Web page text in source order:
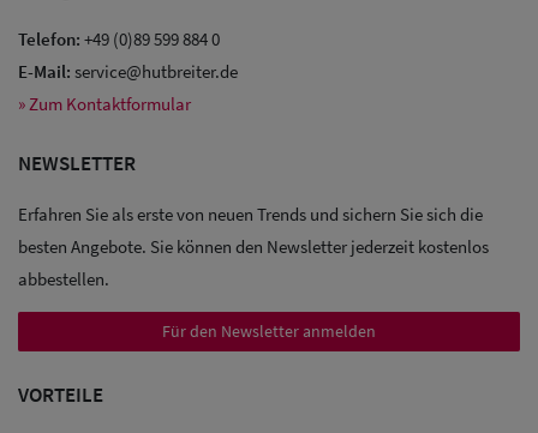
Schutz Caps
Damen
Sonnenschilder
& Visoren
Damen
Snapback Caps
Telefon: +49 (0)89 599 884 0
E-Mail: service@hutbreiter.de
» Zum Kontaktformular
NEWSLETTER
Erfahren Sie als erste von neuen Trends und sichern Sie sich die
besten Angebote. Sie können den Newsletter jederzeit kostenlos
abbestellen.
Für den Newsletter anmelden
VORTEILE